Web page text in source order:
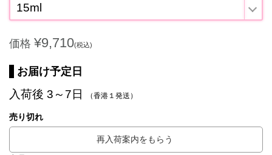
15ml
価格 ¥9,710(税込)
お届け予定日
入荷後 3～7日 （香港１発送）
売り切れ
再入荷案内をもらう